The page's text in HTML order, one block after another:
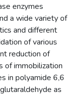
enzymes
a wide variety of
and different
of various
reduction of
of immobilization
in polyamide 6,6
as